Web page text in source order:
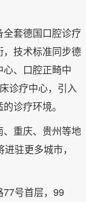
套德国口腔诊疗
技术标准同步德
、口腔正畸中
诊疗中心，引入
诊疗环境。
重庆、贵州等地
驻更多城市，
号首层，99